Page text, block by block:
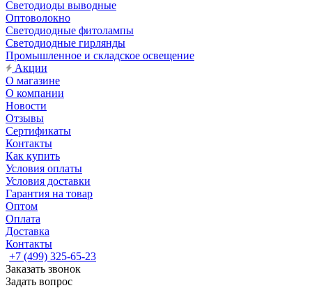
Светодиоды выводные
Оптоволокно
Светодиодные фитолампы
Светодиодные гирлянды
Промышленное и складское освещение
Акции
О магазине
О компании
Новости
Отзывы
Сертификаты
Контакты
Как купить
Условия оплаты
Условия доставки
Гарантия на товар
Оптом
Оплата
Доставка
Контакты
+7 (499) 325-65-23
Заказать звонок
Задать вопрос